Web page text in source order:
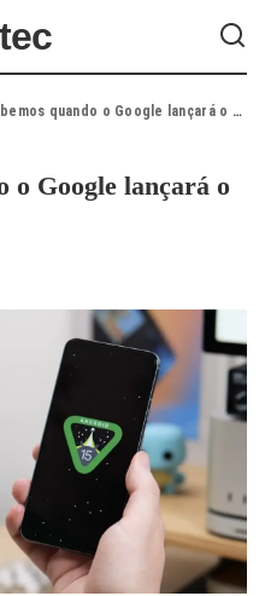
quando o Google lançará o Android 15
o Google lançará o